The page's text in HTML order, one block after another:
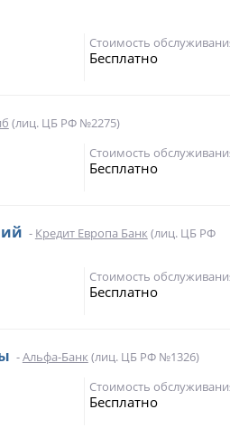
Стоимость
Бесплатно
(лиц. ЦБ РФ №2275)
Стоимость
Бесплатно
- Кредит Европа Банк (лиц. ЦБ РФ
Стоимость
Бесплатно
-Альфа-Банк (лиц. ЦБ РФ №1326)
Стоимость
Бесплатно